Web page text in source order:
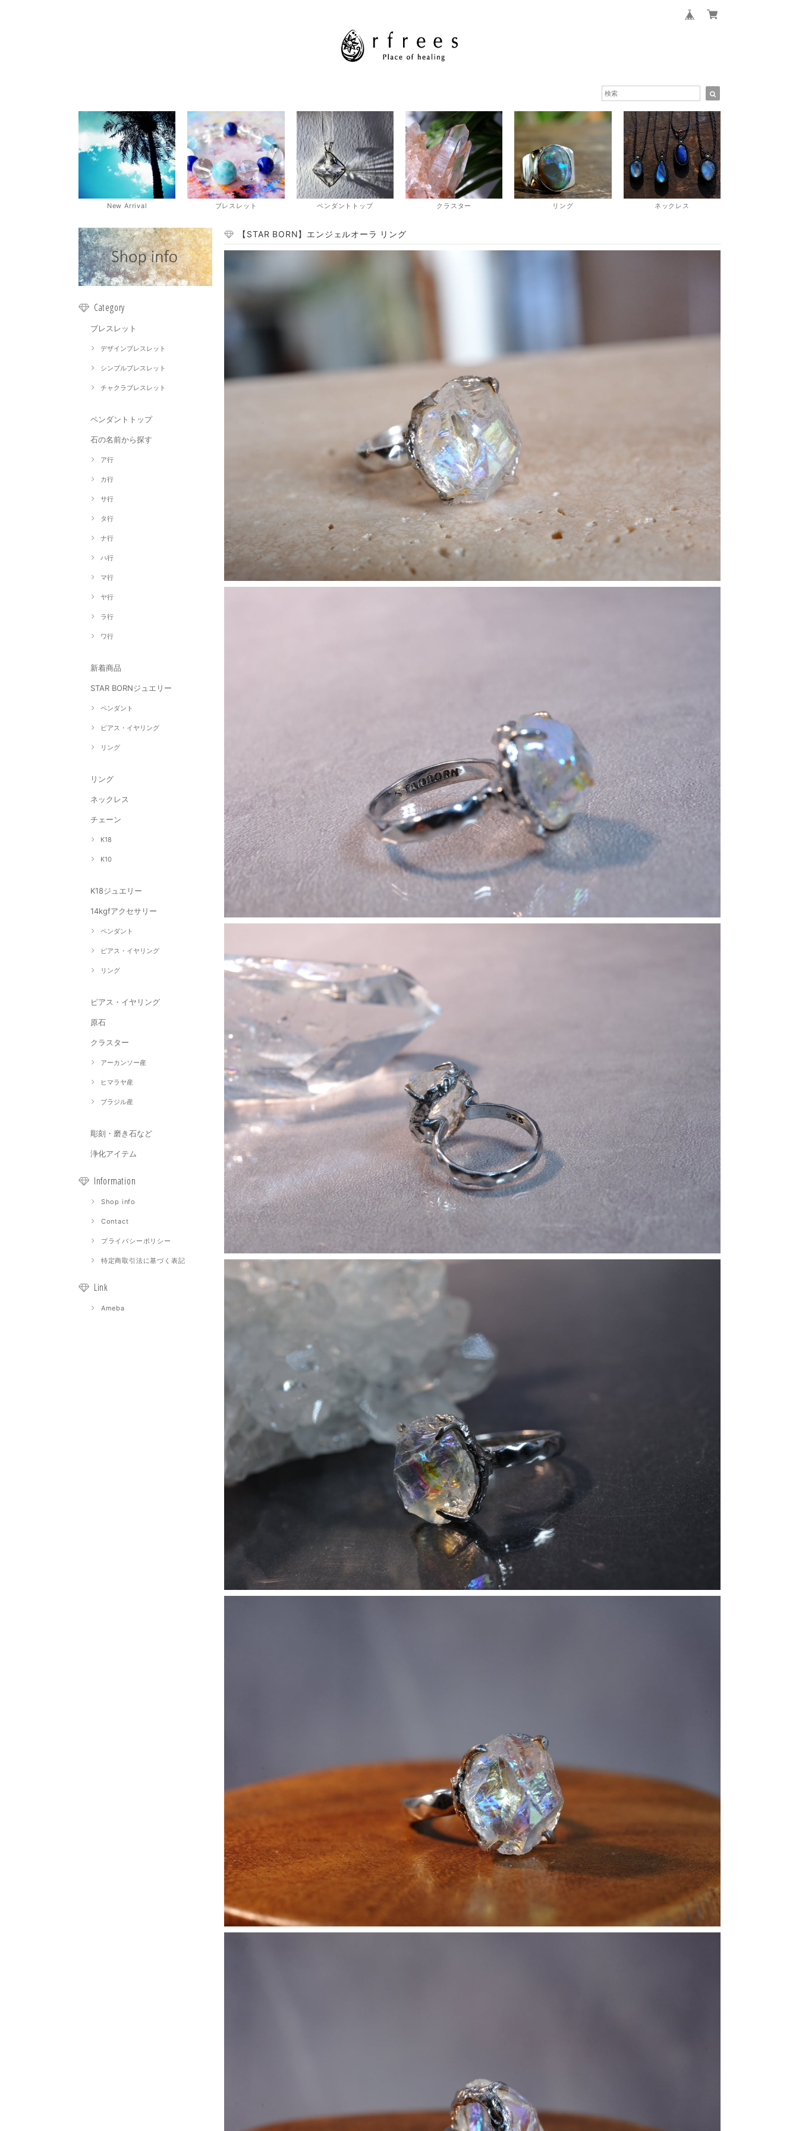
New Arrival ブレスレット ペンダントトップ クラスター リング ネックレス
Category
ブレスレット
デザインブレスレット
シンプルブレスレット
チャクラブレスレット
ペンダントトップ
石の名前から探す
ア行
カ行
サ行
タ行
ナ行
ハ行
マ行
ヤ行
ラ行
ワ行
新着商品
STAR BORNジュエリー
ペンダント
ピアス・イヤリング
リング
リング
ネックレス
チェーン
K18
K10
K18ジュエリー
14kgfアクセサリー
ペンダント
ピアス・イヤリング
リング
ピアス・イヤリング
原石
クラスター
アーカンソー産
ヒマラヤ産
ブラジル産
彫刻・磨き石など
浄化アイテム
Information
Shop info
Contact
プライバシーポリシー
特定商取引法に基づく表記
Link
Ameba
【STAR BORN】エンジェルオーラ リング